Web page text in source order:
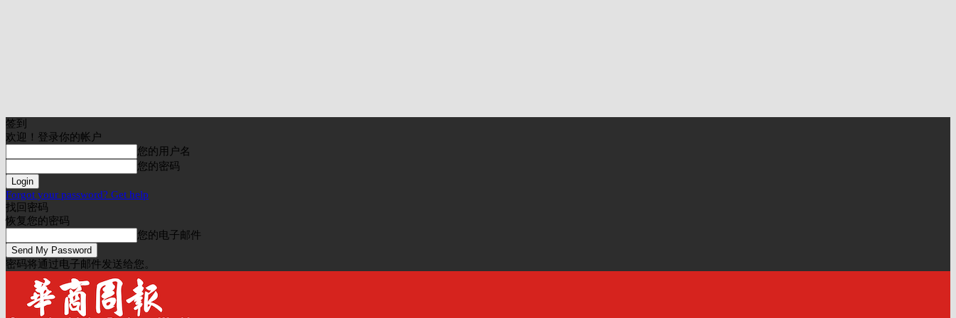
签到
欢迎！登录你的帐户
您的用户名
您的密码
Forgot your password? Get help
找回密码
恢复您的密码
您的电子邮件
密码将通过电子邮件发送给您。